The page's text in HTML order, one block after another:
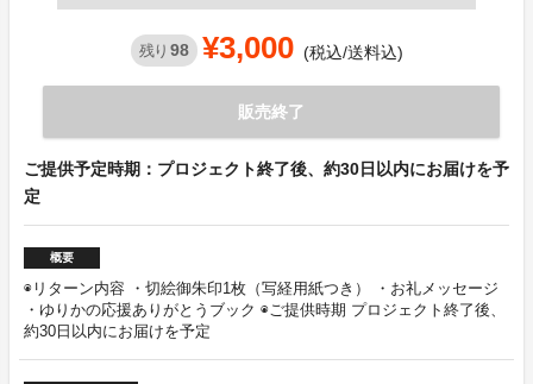
残り 98 ¥3,000 (税込/送料込)
販売終了
ご提供予定時期：プロジェクト終了後、約30日以内にお届けを予
定
概要
◉リターン内容 ・切絵御朱印1枚（写経用紙つき） ・お礼メッセージ
・ゆりかの応援ありがとうブック ◉ご提供時期 プロジェクト終了後、
約30日以内にお届けを予定